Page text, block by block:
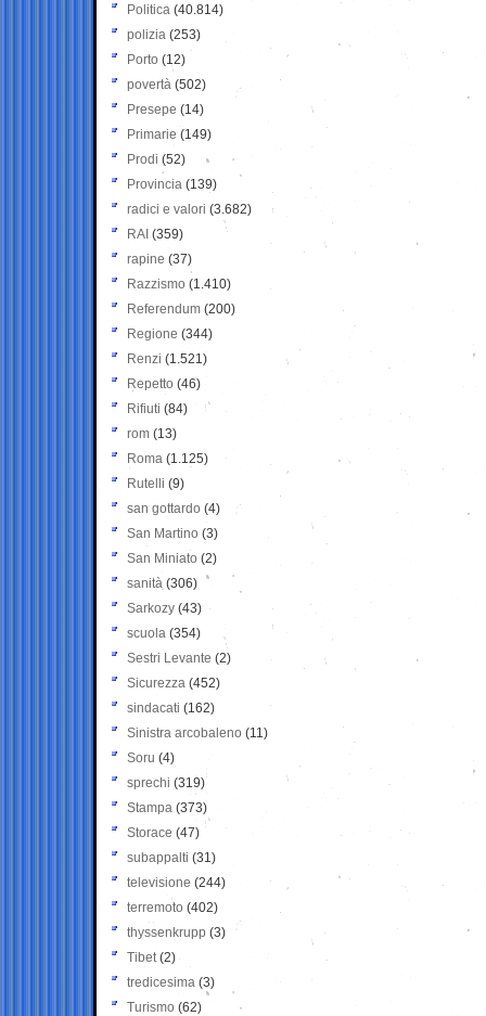
Politica (40.814)
polizia (253)
Porto (12)
povertà (502)
Presepe (14)
Primarie (149)
Prodi (52)
Provincia (139)
radici e valori (3.682)
RAI (359)
rapine (37)
Razzismo (1.410)
Referendum (200)
Regione (344)
Renzi (1.521)
Repetto (46)
Rifiuti (84)
rom (13)
Roma (1.125)
Rutelli (9)
san gottardo (4)
San Martino (3)
San Miniato (2)
sanità (306)
Sarkozy (43)
scuola (354)
Sestri Levante (2)
Sicurezza (452)
sindacati (162)
Sinistra arcobaleno (11)
Soru (4)
sprechi (319)
Stampa (373)
Storace (47)
subappalti (31)
televisione(244)
terremoto (402)
thyssenkrupp (3)
Tibet(2)
tredicesima (3)
Turismo (62)